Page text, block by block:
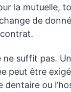
la mutuelle,
de
suffit pas.
peut être
dentaire ou